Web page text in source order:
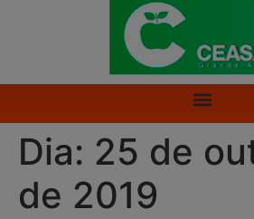
Dia: 25 de
de 2019